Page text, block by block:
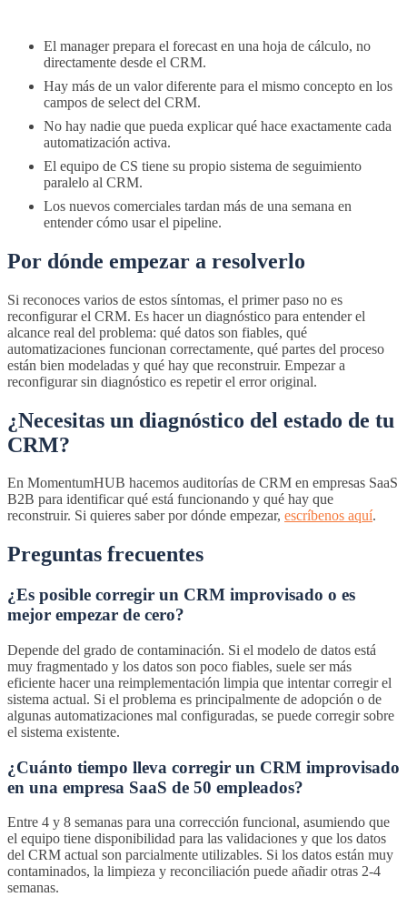
El manager prepara el forecast en una hoja de cálculo, no
directamente desde el CRM.
Hay más de un valor diferente para el mismo concepto en los
campos de select del CRM.
No hay nadie que pueda explicar qué hace exactamente cada
automatización activa.
El equipo de CS tiene su propio sistema de seguimiento
paralelo al CRM.
Los nuevos comerciales tardan más de una semana en
entender cómo usar el pipeline.
Por dónde empezar a resolverlo
Si reconoces varios de estos síntomas, el primer paso no es
reconfigurar el CRM. Es hacer un diagnóstico para entender el
alcance real del problema: qué datos son fiables, qué
automatizaciones funcionan correctamente, qué partes del proceso
están bien modeladas y qué hay que reconstruir. Empezar a
reconfigurar sin diagnóstico es repetir el error original.
¿Necesitas un diagnóstico del estado de tu
CRM?
En MomentumHUB hacemos auditorías de CRM en empresas SaaS
B2B para identificar qué está funcionando y qué hay que
reconstruir. Si quieres saber por dónde empezar, escríbenos aquí.
Preguntas frecuentes
¿Es posible corregir un CRM improvisado o es
mejor empezar de cero?
Depende del grado de contaminación. Si el modelo de datos está
muy fragmentado y los datos son poco fiables, suele ser más
eficiente hacer una reimplementación limpia que intentar corregir el
sistema actual. Si el problema es principalmente de adopción o de
algunas automatizaciones mal configuradas, se puede corregir sobre
el sistema existente.
¿Cuánto tiempo lleva corregir un CRM improvisado
en una empresa SaaS de 50 empleados?
Entre 4 y 8 semanas para una corrección funcional, asumiendo que
el equipo tiene disponibilidad para las validaciones y que los datos
del CRM actual son parcialmente utilizables. Si los datos están muy
contaminados, la limpieza y reconciliación puede añadir otras 2-4
semanas.